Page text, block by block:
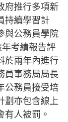
府推行多項新
持續學習計
與公務員學院
考績報告評
於兩年內進行
員事務局局長
公務員接受培
劃亦包含線上
有人被罰。